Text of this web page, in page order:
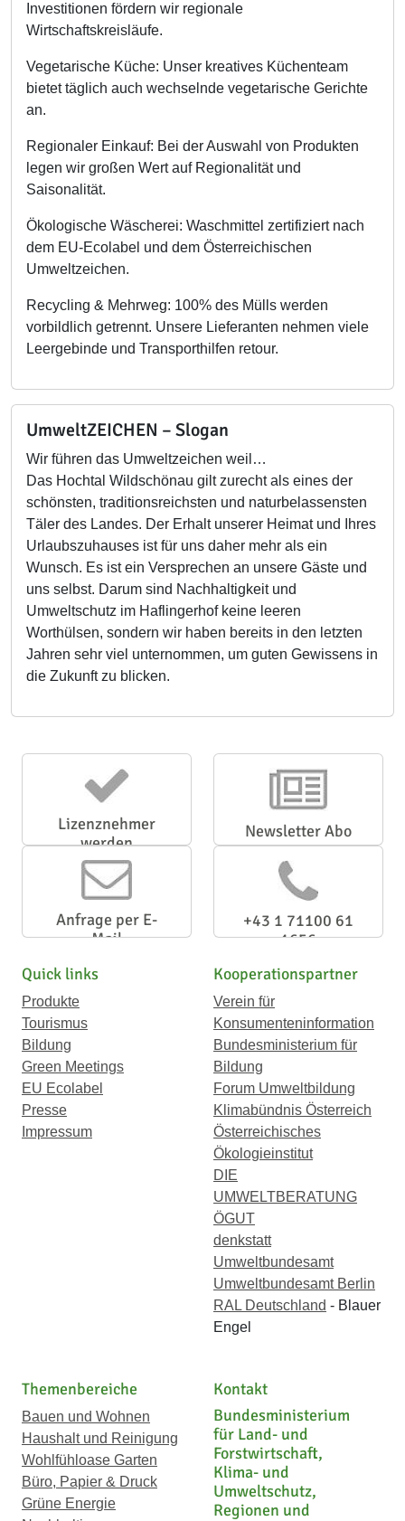
Investitionen fördern wir regionale
Wirtschaftskreisläufe.
Vegetarische Küche: Unser kreatives Küchenteam
bietet täglich auch wechselnde vegetarische Gerichte
an.
Regionaler Einkauf: Bei der Auswahl von Produkten
legen wir großen Wert auf Regionalität und
Saisonalität.
Ökologische Wäscherei: Waschmittel zertifiziert nach
dem EU-Ecolabel und dem Österreichischen
Umweltzeichen.
Recycling & Mehrweg: 100% des Mülls werden
vorbildlich getrennt. Unsere Lieferanten nehmen viele
Leergebinde und Transporthilfen retour.
UmweltZEICHEN – Slogan
Wir führen das Umweltzeichen weil…
Das Hochtal Wildschönau gilt zurecht als eines der
schönsten, traditionsreichsten und naturbelassensten
Täler des Landes. Der Erhalt unserer Heimat und Ihres
Urlaubszuhauses ist für uns daher mehr als ein
Wunsch. Es ist ein Versprechen an unsere Gäste und
uns selbst. Darum sind Nachhaltigkeit und
Umweltschutz im Haflingerhof keine leeren
Worthülsen, sondern wir haben bereits in den letzten
Jahren sehr viel unternommen, um guten Gewissens in
die Zukunft zu blicken.
Lizenznehmer
werden
Newsletter Abo
Anfrage per E-
Mail
+43 1 71100 61
1656
Quick links
Produkte
Tourismus
Bildung
Green Meetings
EU Ecolabel
Presse
Impressum
Kooperationspartner
Verein für
Konsumenteninformation
Bundesministerium für
Bildung
Forum Umweltbildung
Klimabündnis Österreich
Österreichisches
Ökologieinstitut
DIE
UMWELTBERATUNG
ÖGUT
denkstatt
Umweltbundesamt
Umweltbundesamt Berlin
RAL Deutschland - Blauer
Engel
Themenbereiche
Bauen und Wohnen
Haushalt und Reinigung
Wohlfühloase Garten
Büro, Papier & Druck
Grüne Energie
Kontakt
Bundesministerium
für Land- und
Forstwirtschaft,
Klima- und
Umweltschutz,
Regionen und